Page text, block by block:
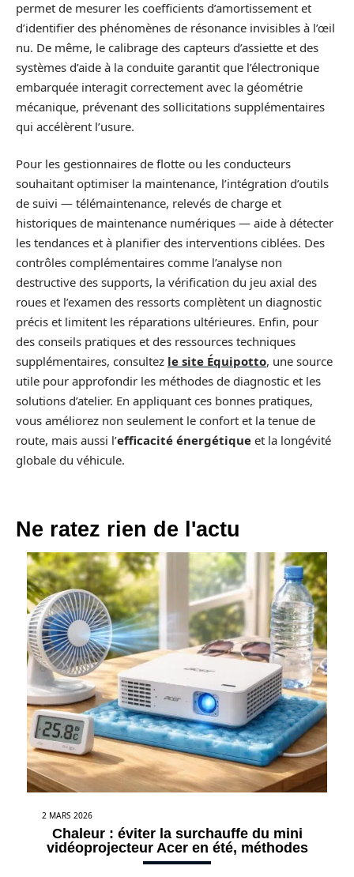
permet de mesurer les coefficients d’amortissement et
d’identifier des phénomènes de résonance invisibles à l’œil
nu. De même, le calibrage des capteurs d’assiette et des
systèmes d’aide à la conduite garantit que l’électronique
embarquée interagit correctement avec la géométrie
mécanique, prévenant des sollicitations supplémentaires
qui accélèrent l’usure.
Pour les gestionnaires de flotte ou les conducteurs
souhaitant optimiser la maintenance, l’intégration d’outils
de suivi — télémaintenance, relevés de charge et
historiques de maintenance numériques — aide à détecter
les tendances et à planifier des interventions ciblées. Des
contrôles complémentaires comme l’analyse non
destructive des supports, la vérification du jeu axial des
roues et l’examen des ressorts complètent un diagnostic
précis et limitent les réparations ultérieures. Enfin, pour
des conseils pratiques et des ressources techniques
supplémentaires, consultez le site Équipotto, une source
utile pour approfondir les méthodes de diagnostic et les
solutions d’atelier. En appliquant ces bonnes pratiques,
vous améliorez non seulement le confort et la tenue de
route, mais aussi l’efficacité énergétique et la longévité
globale du véhicule.
Ne ratez rien de l'actu
2 MARS 2026
Chaleur : éviter la surchauffe du mini
vidéoprojecteur Acer en été, méthodes